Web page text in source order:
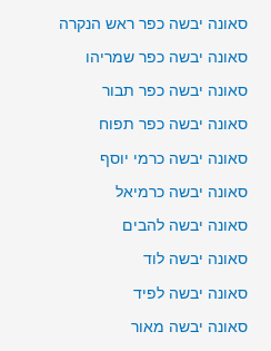
סאונה יבשה כפר ראש הנקרה
סאונה יבשה כפר שמריהו
סאונה יבשה כפר תבור
סאונה יבשה כפר תפוח
סאונה יבשה כרמי יוסף
סאונה יבשה כרמיאל
סאונה יבשה להבים
סאונה יבשה לוד
סאונה יבשה לפיד
סאונה יבשה מאור